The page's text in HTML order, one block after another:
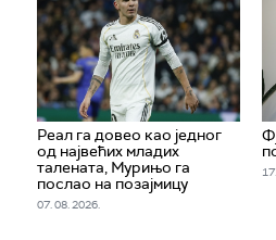
Реал га довео као једног
од највећих младих
талената, Мурињо га
послао на позајмицу
07. 08. 2026.